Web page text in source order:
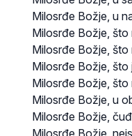
Milosrđe Božje, u
Milosrđe Božje,
Milosrđe Božje,
Milosrđe Božje,
Milosrđe Božje,
Milosrđe Božje, u
Milosrđe Božje,
Milosrđe Božje,